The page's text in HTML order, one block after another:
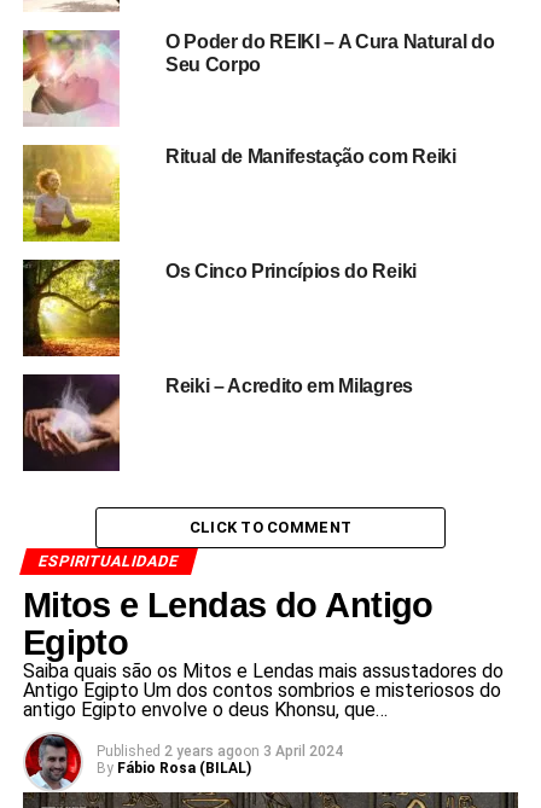
O Poder do REIKI – A Cura Natural do
Seu Corpo
Ritual de Manifestação com Reiki
Os Cinco Princípios do Reiki
Reiki – Acredito em Milagres
CLICK TO COMMENT
ESPIRITUALIDADE
Mitos e Lendas do Antigo
Egipto
Saiba quais são os Mitos e Lendas mais assustadores do
Antigo Egipto Um dos contos sombrios e misteriosos do
antigo Egipto envolve o deus Khonsu, que…
Published 2 years agoon 3 April 2024
By Fábio Rosa (BILAL)